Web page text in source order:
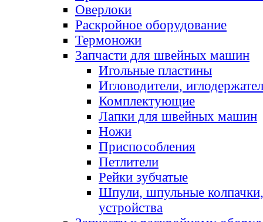
Оверлоки
Раскройное оборудование
Термоножи
Запчасти для швейных машин
Игольные пластины
Игловодители,
Комплектующие
Лапки для швейных машин
Ножи
Приспособления
Петлители
Рейки зубчатые
Шпули, шпульные
устройства